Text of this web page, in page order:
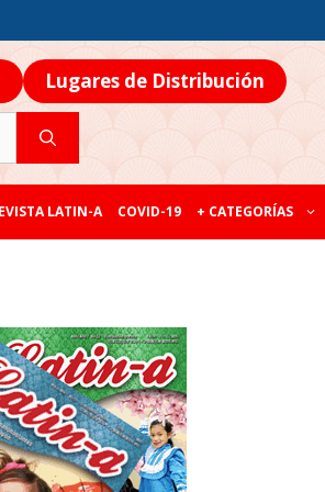
Lugares de Distribución
LATIN-A COVID-19 + CATEGORÍAS